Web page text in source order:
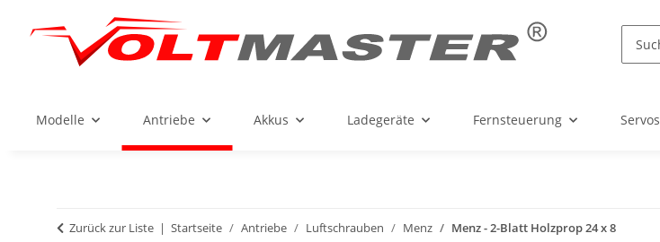
Modelle Antriebe Akkus Ladegeräte Fernsteuerung Servos
Zurück zur Liste Startseite Antriebe Luftschrauben Menz Menz - 2-Blatt Holzprop 24 x 8